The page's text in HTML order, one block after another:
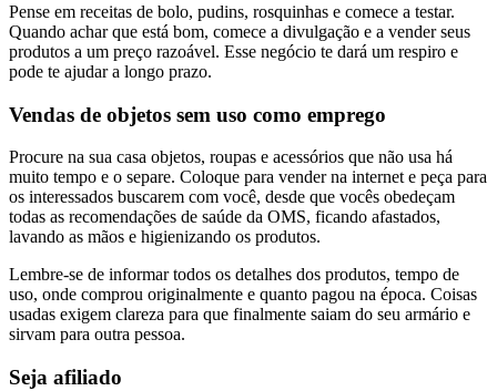
Pense em receitas de bolo, pudins, rosquinhas e comece a testar.
Quando achar que está bom, comece a divulgação e a vender seus
produtos a um preço razoável. Esse negócio te dará um respiro e
pode te ajudar a longo prazo.
Vendas de objetos sem uso como emprego
Procure na sua casa objetos, roupas e acessórios que não usa há
muito tempo e o separe. Coloque para vender na internet e peça para
os interessados buscarem com você, desde que vocês obedeçam
todas as recomendações de saúde da OMS, ficando afastados,
lavando as mãos e higienizando os produtos.
Lembre-se de informar todos os detalhes dos produtos, tempo de
uso, onde comprou originalmente e quanto pagou na época. Coisas
usadas exigem clareza para que finalmente saiam do seu armário e
sirvam para outra pessoa.
Seja afiliado